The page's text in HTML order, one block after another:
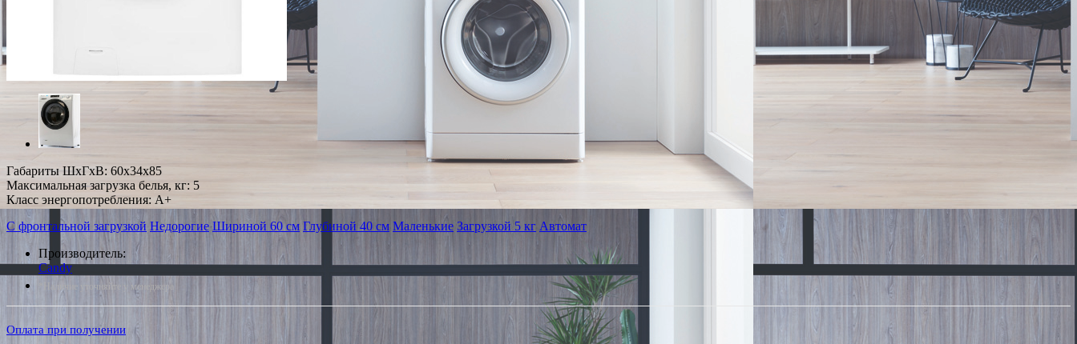
Габариты ШxГxВ: 60x34x85
Максимальная загрузка белья, кг: 5
Класс энергопотребления: A+
С фронтальной загрузкой Недорогие Шириной 60 см Глубиной 40 см Маленькие Загрузкой 5 кг Автомат
Производитель:
Candy
*Наличие уточняйте у менеджера
Оплата при получении